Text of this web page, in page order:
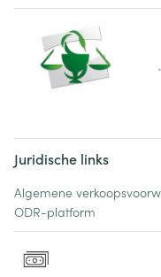
Juridische links
Algemene
ODR-platform